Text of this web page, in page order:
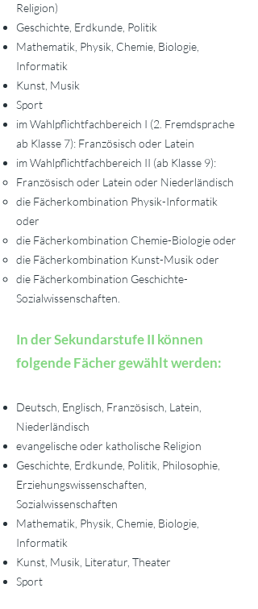
Religion)
Geschichte, Erdkunde, Politik
Mathematik, Physik, Chemie, Biologie,
Informatik
Kunst, Musik
Sport
im Wahlpflichtfachbereich I (2. Fremdsprache
ab Klasse 7): Französisch oder Latein
im Wahlpflichtfachbereich II (ab Klasse 9):
Französisch oder Latein oder Niederländisch
die Fächerkombination Physik-Informatik
oder
die Fächerkombination Chemie-Biologie oder
die Fächerkombination Kunst-Musik oder
die Fächerkombination Geschichte-
Sozialwissenschaften.
In der Sekundarstufe II können
folgende Fächer gewählt werden:
Deutsch, Englisch, Französisch, Latein,
Niederländisch
evangelische oder katholische Religion
Geschichte, Erdkunde, Politik, Philosophie,
Erziehungswissenschaften,
Sozialwissenschaften
Mathematik, Physik, Chemie, Biologie,
Informatik
Kunst, Musik, Literatur, Theater
Sport